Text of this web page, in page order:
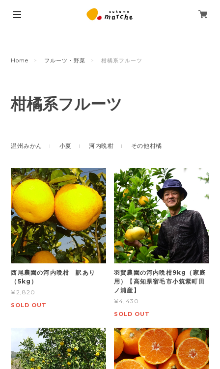
Home フルーツ・野菜 柑橘系フルーツ
柑橘系フルーツ
温州みかん 小夏 河内晩柑 その他柑橘
西尾農園の河内晩柑 訳あり
（5kg）
¥2,820
SOLD OUT
羽賀農園の河内晩柑9kg（家庭
用）【高知県宿毛市小筑紫町田
ノ浦産】
¥4,430
SOLD OUT